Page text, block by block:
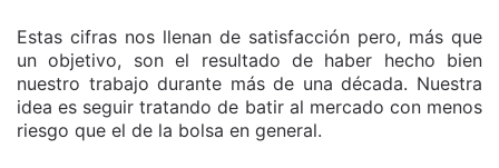
Estas cifras nos llenan de satisfacción pero, más que
un objetivo, son el resultado de haber hecho bien
nuestro trabajo durante más de una década. Nuestra
idea es seguir tratando de batir al mercado con menos
riesgo que el de la bolsa en general.